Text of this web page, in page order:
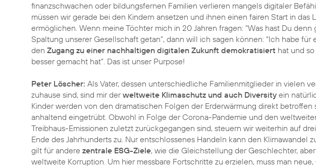
finanzschwachen oder bildungsfernen Familien verlieren mangels digitaler
müssen wir gerade bei den Kindern ansetzen und ihnen einen fairen Start in das
ermöglichen. Wenn meine Töchter mich in 20 Jahren fragen: “Was hast Du
Spaltung unserer Gesellschaft getan”, dann will ich sagen können: “Ich habe für
den Zugang zu einer nachhaltigen digitalen Zukunft demokratisiert hat und
besser gemacht hat”. Das ist unser Purpose!
Peter Löscher: Als Vater, dessen unterschiedliche Familienmitglieder in vielen
zuhause sind, sind mir derweltweite Klimaschutz und auch Diversity ein
Kinder werden von den dramatischen Folgen der Erderwärmung direkt betroffen
anhaltend eingetrübt. Obwohl in Folge der Corona-Pandemie und den
Treibhaus-Emissionen zuletzt zurückgegangen sind, steuern wir weiterhin auf
Ende des Jahrhunderts zu. Nur entschlossenes Handeln kann den Klimawandel
gilt für andere zentrale ESG-Ziele, wie die Gleichstellung der Geschlechter,
weltweite Korruption. Um hier messbare Fortschritte zu erzielen, muss man